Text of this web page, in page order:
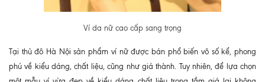
Ví da nữ cao cấp sang trọng
Tại thủ đô Hà Nội sản phẩm ví nữ được bán phổ biến vô số kể, phong
phú về kiểu dáng, chất liệu, cũng như giá thành. Tuy nhiên, để lựa chọn